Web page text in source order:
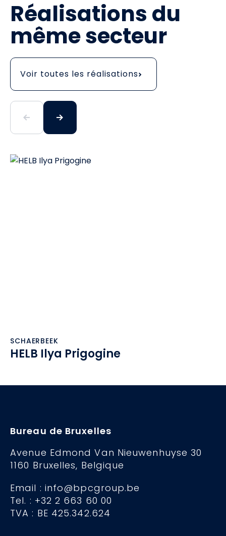
Réalisations du
même secteur
Voir toutes les réalisations
SCHAERBEEK
HELB Ilya Prigogine
Bureau de Bruxelles
Avenue Edmond Van Nieuwenhuyse 30
1160 Bruxelles, Belgique
Email : info@bpcgroup.be
Tel. : +32 2 663 60 00
TVA : BE 425.342.624